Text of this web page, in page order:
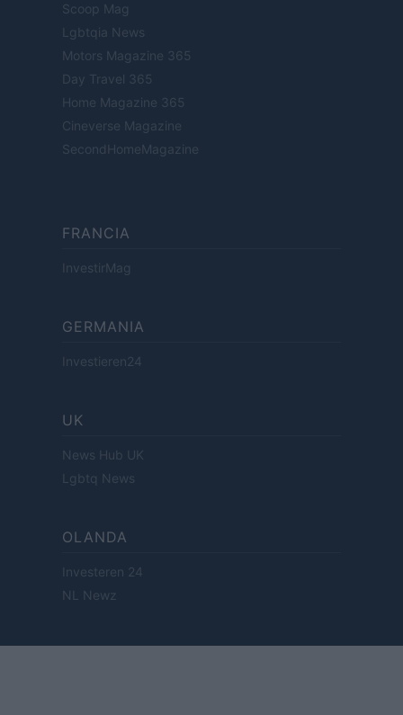
Scoop Mag
Lgbtqia News
Motors Magazine 365
Day Travel 365
Home Magazine 365
Cineverse Magazine
SecondHomeMagazine
FRANCIA
InvestirMag
GERMANIA
Investieren24
UK
News Hub UK
Lgbtq News
OLANDA
Investeren 24
NL Newz